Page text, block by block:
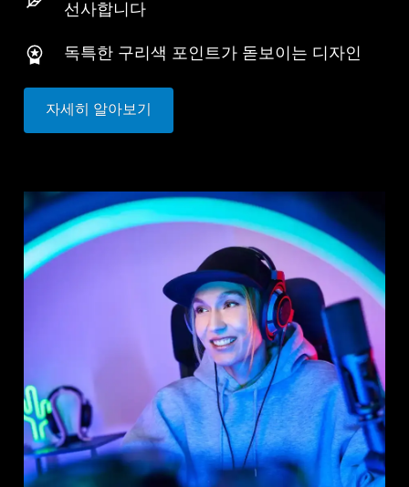
선사합니다
독특한 구리색 포인트가 돋보이는 디자인
자세히 알아보기